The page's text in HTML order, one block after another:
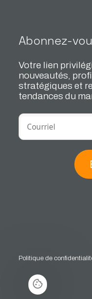
Abonnez-
Votre lien
nouveautés,
stratégiques et
tendances du
Politique de